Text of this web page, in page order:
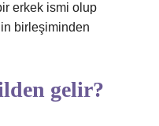
erkek ismi olup
birleşiminden
gelir?